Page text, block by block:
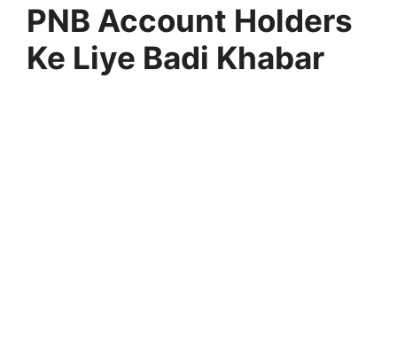
PNB Account Holders
Ke Liye Badi Khabar